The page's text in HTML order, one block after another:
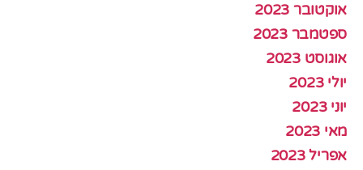
אוקטובר 2023
ספטמבר 2023
אוגוסט 2023
יולי 2023
יוני 2023
מאי 2023
אפריל 2023